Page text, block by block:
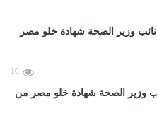
10
وزير الصحة شهادة خلو مصر من